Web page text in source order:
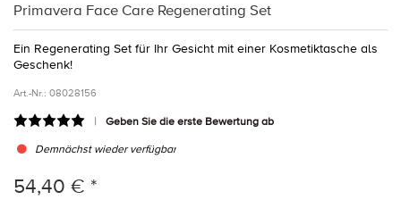
Primavera Face Care Regenerating Set
Ein Regenerating Set für Ihr Gesicht mit einer Kosmetiktasche als
Geschenk!
Art.-Nr.: 08028156
Geben Sie die erste Bewertung ab
Demnächst wieder verfügbar
54,40 € *